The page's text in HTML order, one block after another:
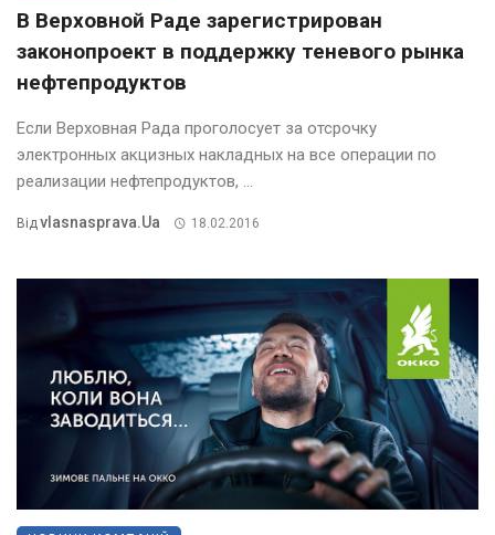
В Верховной Раде зарегистрирован
законопроект в поддержку теневого рынка
нефтепродуктов
Если Верховная Рада проголосует за отсрочку
электронных акцизных накладных на все операции по
реализации нефтепродуктов, ...
ВідVlasnasprava.ua 18.02.2016